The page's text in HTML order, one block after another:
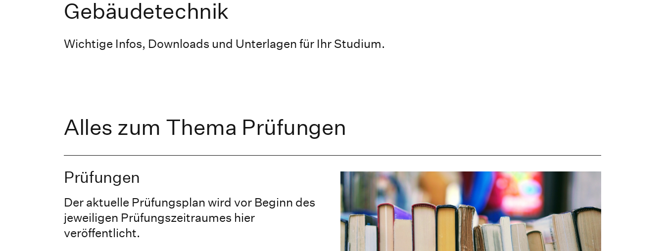
Gebäudetechnik
Wichtige Infos, Downloads und Unterlagen für Ihr Studium.
Alles zum Thema Prüfungen
Prüfungen
Der aktuelle Prüfungsplan wird vor Beginn des
jeweiligen Prüfungszeitraumes hier
veröffentlicht.